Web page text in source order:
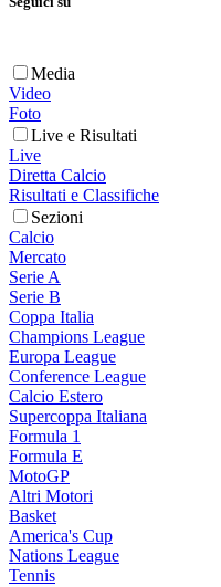
Media
Video
Foto
Live e Risultati
Live
Diretta Calcio
Risultati e Classifiche
Sezioni
Calcio
Mercato
Serie A
Serie B
Coppa Italia
Champions League
Europa League
Conference League
Calcio Estero
Supercoppa Italiana
Formula 1
Formula E
MotoGP
Altri Motori
Basket
America's Cup
Nations League
Tennis